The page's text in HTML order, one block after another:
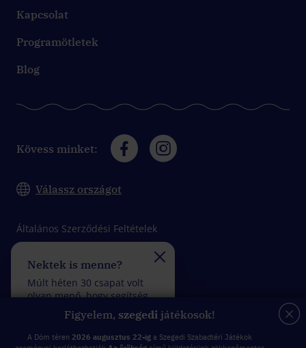
Kapcsolat
Programötletek
Blog
Kövess minket:
Válassz országot
Általános Szerződési Feltételek
Impresszum
Figyelem, szegedijátékosok!
A Dóm téren 2026 augusztus 22-iga Szegedi Szabadtéri Játékok
Nektek is menne?
Múlt héten 30 csapat volt
olyan menő, hogy segítség
felhasználása nélkül
teljesítettek egy küldetést.
kevesebb mint 5 rossz
válasszal teljesítettek egy
küldetést.